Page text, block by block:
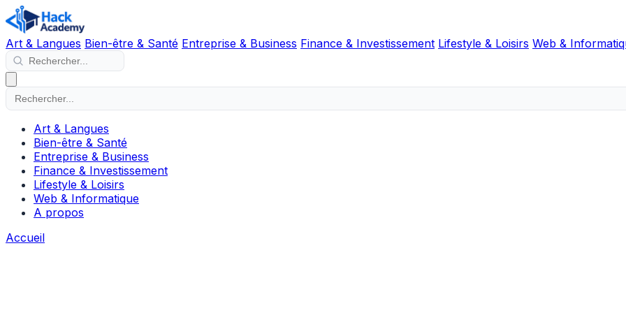
Art & Langues Bien-être & Santé Entreprise & Business Finance & Investissement Lifestyle & Loisirs Web &
Art & Langues
Bien-être & Santé
Entreprise & Business
Finance & Investissement
Lifestyle & Loisirs
Web & Informatique
A propos
Accueil